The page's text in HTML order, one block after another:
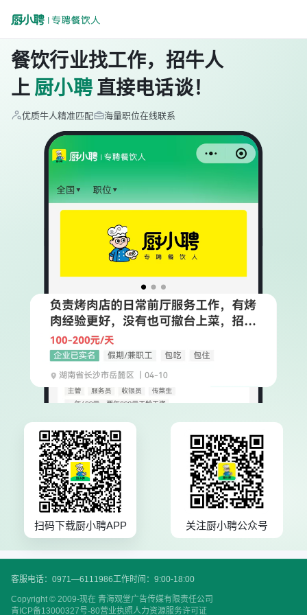
餐饮行业找工作，招牛人
上 厨小聘 直接电话谈！
优质牛人精准匹配 海量职位在线联系
扫码下载厨小聘APP 关注厨小聘公众号
客服电话：0971—6111986工作时间：9:00-18:00
Copyright © 2009-现在 青海观堂广告传媒有限责任公司
青ICP备13000327号-80营业执照人力资源服务许可证